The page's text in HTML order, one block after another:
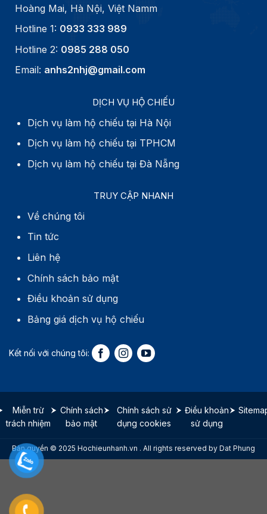
Hoàng Mai, Hà Nội, Việt Namm
Hotline 1: 0933 333 989
Hotline 2: 0985 288 050
Email: anhs2nhj@gmail.com
DỊCH VỤ HỘ CHIẾU
Dịch vụ làm hộ chiếu tại Hà Nội
Dịch vụ làm hộ chiếu tại TPHCM
Dịch vụ làm hộ chiếu tại Đà Nẵng
TRUY CẬP NHANH
Về chúng tôi
Tin tức
Liên hệ
Chính sách bảo mật
Điều khoản sử dụng
Bảng giá dịch vụ hộ chiếu
Miễn trừ
trách nhiệm
Chính sách
bảo mật
Chính sách sử
dụng cookies
Điều khoản
sử dụng
Bản quyền © 2025 Hochieunhanh.vn . All rights reserved by Dat Phung